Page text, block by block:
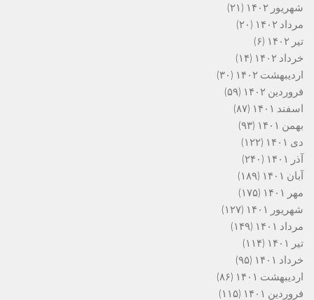
شهریور ۱۴۰۲
(۲۱)
مرداد ۱۴۰۲
(۲۰)
تیر ۱۴۰۲
(۶)
خرداد ۱۴۰۲
(۱۴)
اردیبهشت ۱۴۰۲
(۳۰)
فروردین ۱۴۰۲
(۵۹)
اسفند ۱۴۰۱
(۸۷)
بهمن ۱۴۰۱
(۹۳)
دی ۱۴۰۱
(۱۲۲)
آذر ۱۴۰۱
(۲۴۰)
آبان ۱۴۰۱
(۱۸۹)
مهر ۱۴۰۱
(۱۷۵)
شهریور ۱۴۰۱
(۱۲۷)
مرداد ۱۴۰۱
(۱۴۹)
تیر ۱۴۰۱
(۱۱۴)
خرداد ۱۴۰۱
(۹۵)
اردیبهشت ۱۴۰۱
(۸۶)
فروردین ۱۴۰۱
(۱۱۵)